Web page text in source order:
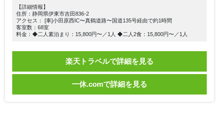
【詳細情報】
住所：静岡県伊東市吉田836-2
アクセス： [車]小田原西IC〜真鶴道路〜国道135号経由で約1時間
客室数：68室
料金：◆二人素泊まり：15,800円〜／1人 ◆二人2食：15,800円〜／1人
楽天トラベルで詳細を見る
一休.comで詳細を見る